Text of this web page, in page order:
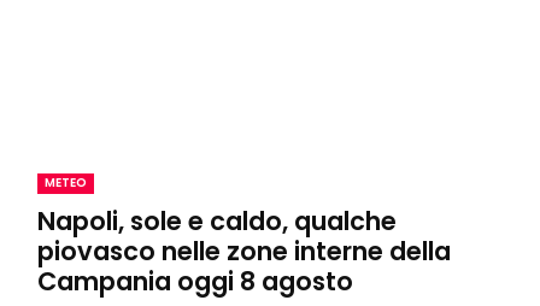
METEO
Napoli, sole e caldo, qualche
piovasco nelle zone interne della
Campania oggi 8 agosto